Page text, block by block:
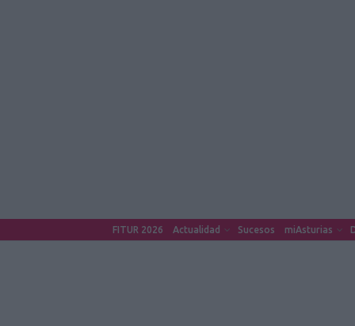
FITUR 2026 Actualidad Sucesos miAsturias